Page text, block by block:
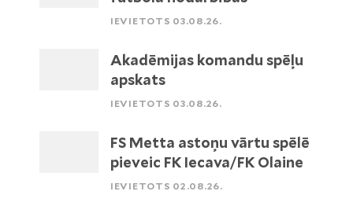
IEVIETOTS 03.08.26.
Akadēmijas komandu spēļu
apskats
IEVIETOTS 03.08.26.
FS Metta astoņu vārtu spēlē
pieveic FK Iecava/FK Olaine
IEVIETOTS 02.08.26.